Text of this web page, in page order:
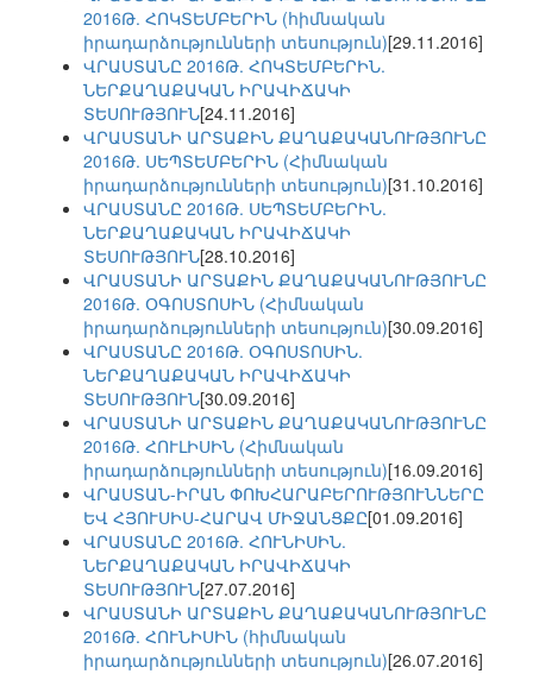
2016Թ. ՀՈԿՏԵՄԲԵՐԻՆ (հիմնական
իրադարձությունների տեսություն)[29.11.2016]
ՎՐԱՍՏԱՆԸ 2016Թ. ՀՈԿՏԵՄԲԵՐԻՆ.
ՆԵՐՔԱՂԱՔԱԿԱՆ ԻՐԱՎԻՃԱԿԻ
ՏԵՍՈՒԹՅՈՒՆ[24.11.2016]
ՎՐԱՍՏԱՆԻ ԱՐՏԱՔԻՆ ՔԱՂԱՔԱԿԱՆՈՒԹՅՈՒՆԸ
2016Թ. ՍԵՊՏԵՄԲԵՐԻՆ (Հիմնական
իրադարձությունների տեսություն)[31.10.2016]
ՎՐԱՍՏԱՆԸ 2016Թ. ՍԵՊՏԵՄԲԵՐԻՆ.
ՆԵՐՔԱՂԱՔԱԿԱՆ ԻՐԱՎԻՃԱԿԻ
ՏԵՍՈՒԹՅՈՒՆ[28.10.2016]
ՎՐԱՍՏԱՆԻ ԱՐՏԱՔԻՆ ՔԱՂԱՔԱԿԱՆՈՒԹՅՈՒՆԸ
2016Թ. ՕԳՈՍՏՈՍԻՆ (Հիմնական
իրադարձությունների տեսություն)[30.09.2016]
ՎՐԱՍՏԱՆԸ 2016Թ. ՕԳՈՍՏՈՍԻՆ.
ՆԵՐՔԱՂԱՔԱԿԱՆ ԻՐԱՎԻՃԱԿԻ
ՏԵՍՈՒԹՅՈՒՆ[30.09.2016]
ՎՐԱՍՏԱՆԻ ԱՐՏԱՔԻՆ ՔԱՂԱՔԱԿԱՆՈՒԹՅՈՒՆԸ
2016Թ. ՀՈՒԼԻՍԻՆ (Հիմնական
իրադարձությունների տեսություն)[16.09.2016]
ՎՐԱՍՏԱՆ-ԻՐԱՆ ՓՈԽՀԱՐԱԲԵՐՈՒԹՅՈՒՆՆԵՐԸ
ԵՎ ՀՅՈՒՍԻՍ-ՀԱՐԱՎ ՄԻՋԱՆՑՔԸ[01.09.2016]
ՎՐԱՍՏԱՆԸ 2016Թ. ՀՈՒՆԻՍԻՆ.
ՆԵՐՔԱՂԱՔԱԿԱՆ ԻՐԱՎԻՃԱԿԻ
ՏԵՍՈՒԹՅՈՒՆ[27.07.2016]
ՎՐԱՍՏԱՆԻ ԱՐՏԱՔԻՆ ՔԱՂԱՔԱԿԱՆՈՒԹՅՈՒՆԸ
2016Թ. ՀՈՒՆԻՍԻՆ (հիմնական
իրադարձությունների տեսություն)[26.07.2016]